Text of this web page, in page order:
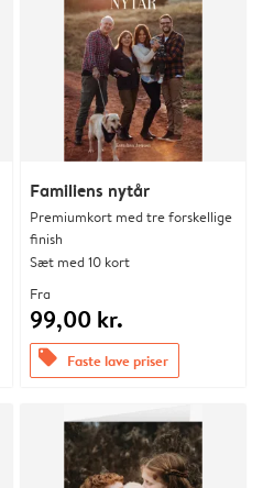
Familiens nytår
Premiumkort med tre forskellige
finish
Sæt med 10 kort
Fra
99,00 kr.
offers Faste lave priser